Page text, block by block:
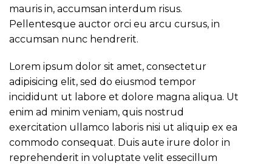
mauris in, accumsan interdum risus.
Pellentesque auctor orci eu arcu cursus, in
accumsan nunc hendrerit.
Lorem ipsum dolor sit amet, consectetur
adipisicing elit, sed do eiusmod tempor
incididunt ut labore et dolore magna aliqua. Ut
enim ad minim veniam, quis nostrud
exercitation ullamco laboris nisi ut aliquip ex ea
commodo consequat. Duis aute irure dolor in
reprehenderit in voluptate velit essecillum